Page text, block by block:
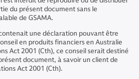
du présent document sans le
de GSAMA.
une déclaration pouvant être
en produits financiers en Australie
Act 2001 (Cth), ce conseil serait destiné
document, à savoir un client de
Act 2001 (Cth).